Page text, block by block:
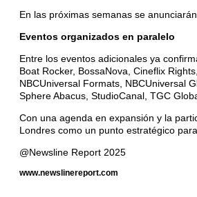
En las próximas semanas se
Eventos organizados en paralelo
Entre los eventos adicionales ya
Boat Rocker, BossaNova, Cineflix
NBCUniversal Formats, NBCUniversal
Sphere Abacus, StudioCanal, TGC
Con una agenda en expansión y la
Londres como un punto estratégico
@Newsline Report 2025
www.newslinereport.com